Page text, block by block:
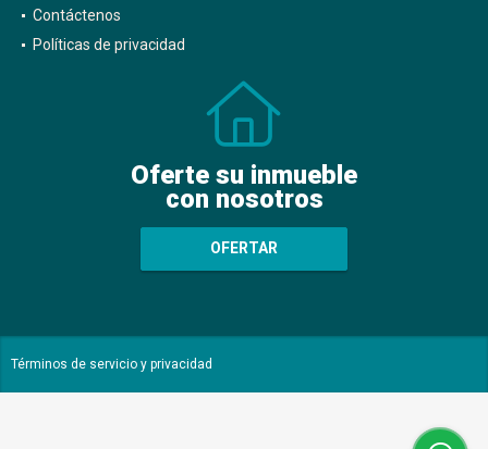
Contáctenos
Políticas de privacidad
Oferte su inmueble
con nosotros
OFERTAR
Términos de servicio y privacidad